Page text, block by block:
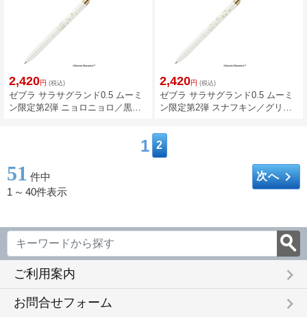
2,420円 (税込)
ゼブラ サラサグランド0.5 ムーミ
ン限定第2弾 ニョロニョロ／黒イ
2,420円 (税込)
ゼブラ サラサグランド0.5 ムーミ
ン限定第2弾 スナフキン／グリー
VGB
1 2
51 件中
1 ～ 40件表示
次へkeyboard_arrow_right
ご利用案内 keyboard_arrow_right
お問合せフォーム keyboard_arrow_right